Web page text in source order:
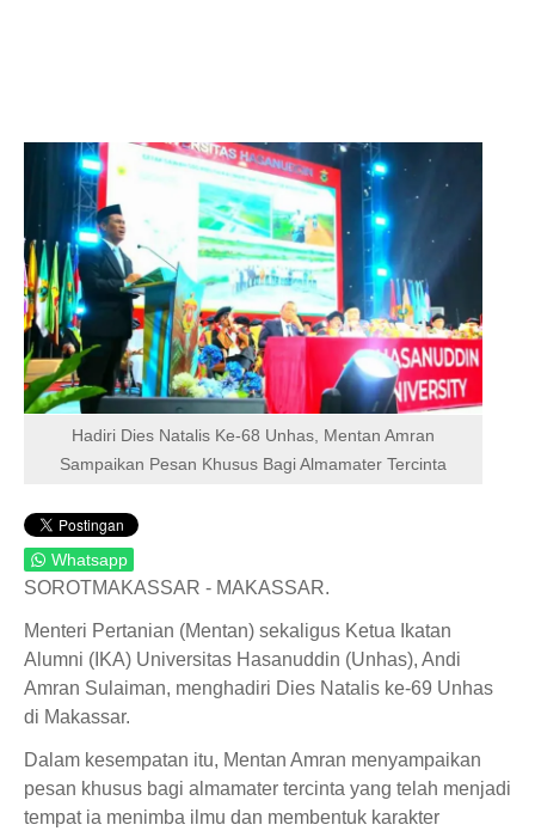
Hadiri Dies Natalis Ke-68 Unhas, Mentan Amran
Sampaikan Pesan Khusus Bagi Almamater Tercinta
Whatsapp
SOROTMAKASSAR - MAKASSAR.
Menteri Pertanian (Mentan) sekaligus Ketua Ikatan
Alumni (IKA) Universitas Hasanuddin (Unhas), Andi
Amran Sulaiman, menghadiri Dies Natalis ke-69 Unhas
di Makassar.
Dalam kesempatan itu, Mentan Amran menyampaikan
pesan khusus bagi almamater tercinta yang telah menjadi
tempat ia menimba ilmu dan membentuk karakter